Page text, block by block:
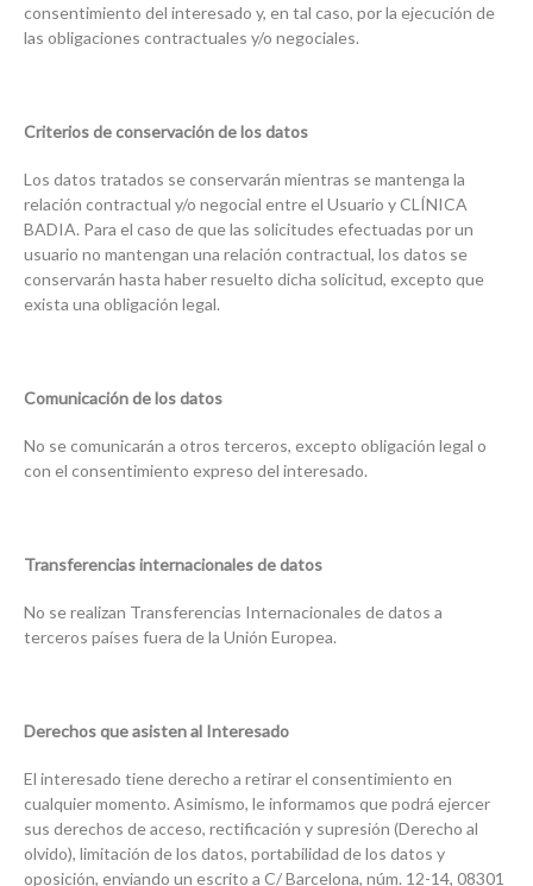
consentimiento del interesado y, en tal caso, por la ejecución de
las obligaciones contractuales y/o negociales.
Criterios de conservación de los datos
Los datos tratados se conservarán mientras se mantenga la
relación contractual y/o negocial entre el Usuario y CLÍNICA
BADIA. Para el caso de que las solicitudes efectuadas por un
usuario no mantengan una relación contractual, los datos se
conservarán hasta haber resuelto dicha solicitud, excepto que
exista una obligación legal.
Comunicación de los datos
No se comunicarán a otros terceros, excepto obligación legal o
con el consentimiento expreso del interesado.
Transferencias internacionales de datos
No se realizan Transferencias Internacionales de datos a
terceros países fuera de la Unión Europea.
Derechos que asisten al Interesado
El interesado tiene derecho a retirar el consentimiento en
cualquier momento. Asimismo, le informamos que podrá ejercer
sus derechos de acceso, rectificación y supresión (Derecho al
olvido), limitación de los datos, portabilidad de los datos y
oposición, enviando un escrito a C/ Barcelona, núm. 12-14, 08301